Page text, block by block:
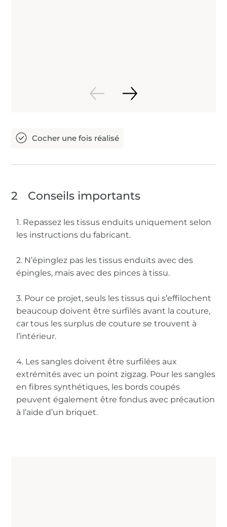
2 Conseils importants
1. Repassez les tissus enduits uniquement selon
les instructions du fabricant.
2. N’épinglez pas les tissus enduits avec des
épingles, mais avec des pinces à tissu.
3. Pour ce projet, seuls les tissus qui s’effilochent
beaucoup doivent être surfilés avant la couture,
car tous les surplus de couture se trouvent à
l’intérieur.
4. Les sangles doivent être surfilées aux
extrémités avec un point zigzag. Pour les sangles
en fibres synthétiques, les bords coupés
peuvent également être fondus avec précaution
à l’aide d’un briquet.